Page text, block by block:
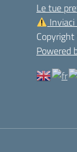
Le tue
Powered